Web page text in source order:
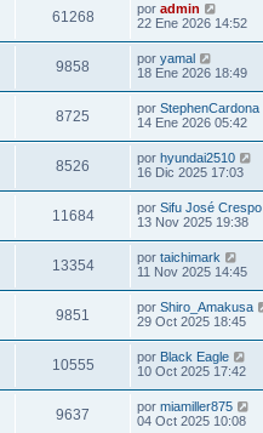
61268 por admin
22 Ene 2026 14:52
9858 por yamal
18 Ene 2026 18:49
8725 por StephenCardona
14 Ene 2026 05:42
8526 por hyundai2510
16 Dic 2025 17:03
11684 por Sifu José Crespo
13 Nov 2025 19:38
13354 por taichimark
11 Nov 2025 14:45
9851 por Shiro_Amakusa
29 Oct 2025 18:45
10555 por Black Eagle
10 Oct 2025 17:42
9637 por miamiller875
04 Oct 2025 10:08